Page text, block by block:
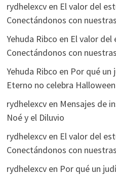
rydhelexcven El valor del
Conectándonos con
Yehuda Ribco en El valor del
Conectándonos con
Yehuda Ribco en Por qué un
Eterno no celebra Halloween
rydhelexcven Mensajes de
Noé y el Diluvio
rydhelexcven El valor del
Conectándonos con
rydhelexcven Por qué un